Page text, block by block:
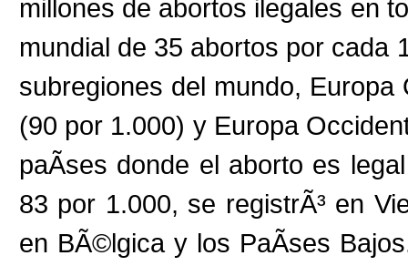
millones de abortos ilegales en
mundial de 35 abortos por cada
subregiones del mundo, Europa
(90 por 1.000) y Europa
paÃ­ses donde el aborto es
83 por 1.000, se registrÃ³ en
en BÃ©lgica y los PaÃ­ses